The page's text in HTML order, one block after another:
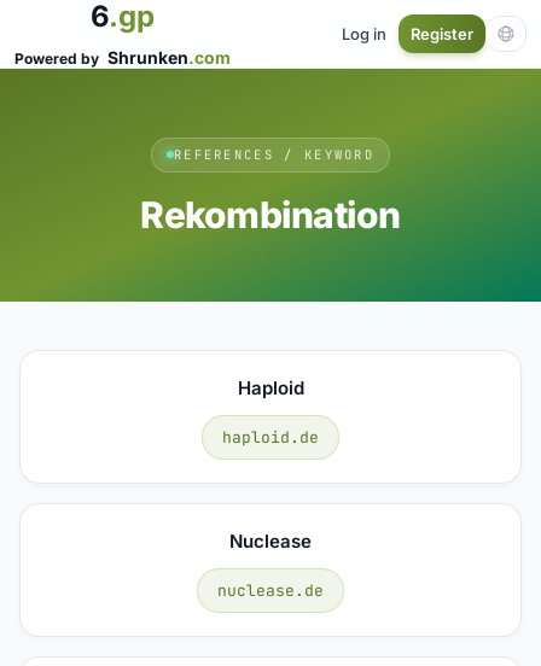
6.gp
Powered by Shrunken.com
Log in Register
REFERENCES / KEYWORD
Rekombination
Haploid
haploid.de
Nuclease
nuclease.de